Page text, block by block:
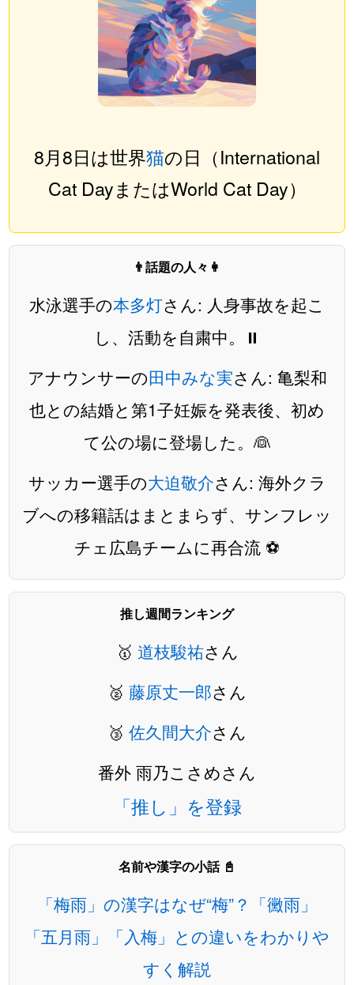
8月8日は世界猫の日（International
Cat DayまたはWorld Cat Day）
👨話題の人々👩
水泳選手の本多灯さん: 人身事故を起こ
し、活動を自粛中。⏸️
アナウンサーの田中みな実さん: 亀梨和
也との結婚と第1子妊娠を発表後、初め
て公の場に登場した。👰
サッカー選手の大迫敬介さん: 海外クラ
ブへの移籍話はまとまらず、サンフレッ
チェ広島チームに再合流 ⚽️
推し週間ランキング
🥇 道枝駿祐さん
🥈 藤原丈一郎さん
🥉 佐久間大介さん
番外 雨乃こさめさん
「推し」を登録
名前や漢字の小話 📓
「梅雨」の漢字はなぜ“梅”？「黴雨」
「五月雨」「入梅」との違いをわかりや
すく解説